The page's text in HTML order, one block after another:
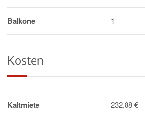
Balkone 1
Kosten
Kaltmiete 232,88 €